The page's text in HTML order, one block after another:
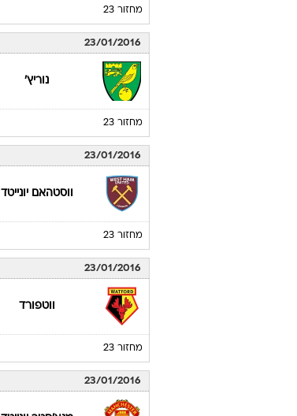
מחזור 23
23/01/2016
נוריץ'
מחזור 23
23/01/2016
ווסטהאם יונייטד
מחזור 23
23/01/2016
ווטפורד
מחזור 23
23/01/2016